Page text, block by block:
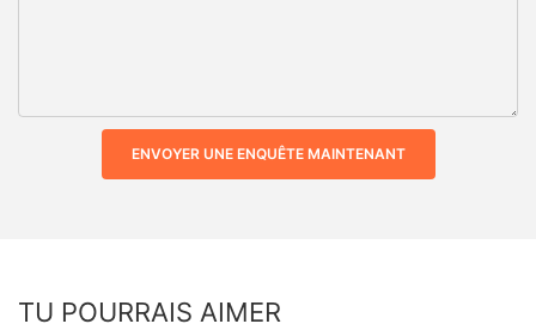
ENVOYER UNE ENQUÊTE MAINTENANT
TU POURRAIS AIMER